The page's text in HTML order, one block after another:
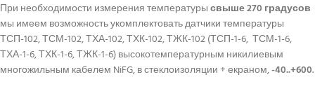
При необходимости измерения температурысвыше 270 градусов
мы имеем возможность укомплектовать датчики температуры
ТСП-102, ТСМ-102, ТХА-102, ТХК-102, ТЖК-102 (ТСП-1-6, ТСМ-1-6,
ТХА-1-6, ТХК-1-6, ТЖК-1-6) высокотемпературным никилиевым
многожильным кабелем NiFG, в стеклоизоляции + екраном,-40..+600.